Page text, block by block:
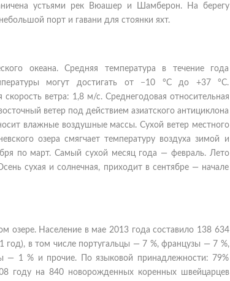
устьями рек Вюашер и Шамберон. На берегу
порт и гавани для стоянки яхт.
океана. Средняя температура в течение года
могут достигать от −10 °C до +37 °C.
ветра: 1,8 м/с. Среднегодовая относительная
ветер под действием азиатского антициклона
влажные воздушные массы. Сухой ветер местного
озера смягчает температуру воздуха зимой и
по март. Самый сухой месяц года — февраль. Лето
сухая и солнечная, приходит в сентябре — начале
озере. Население в мае 2013 года составило 138 634
год), в том числе португальцы — 7 %, французы — 7 %,
1 % и прочие. По языковой принадлежности: 79%
году на 840 новорожденных коренных швейцарцев